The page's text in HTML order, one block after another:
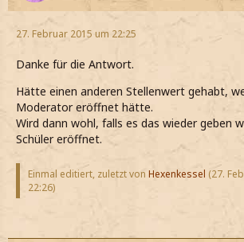
27. Februar 2015 um 22:25
Danke für die Antwort.
Hätte einen anderen Stellenwert gehabt,
Moderator eröffnet hätte.
Wird dann wohl, falls es das wieder geben
Schüler eröffnet.
Einmal editiert, zuletzt von Hexenkessel (27.
22:26)